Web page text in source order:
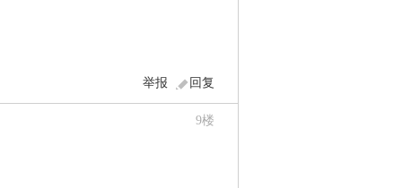
回复
举报
9楼